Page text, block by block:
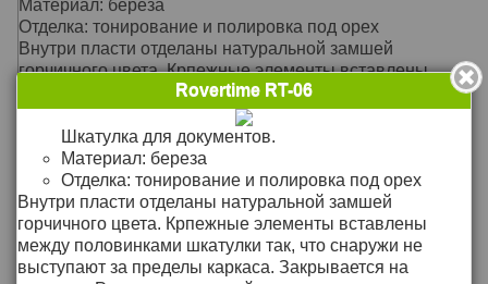
Материал: береза
Отделка: тонирование и полировка под орех
Внутри пласти отделаны натуральной замшей
горчичного цвета. Крпежные элементы вставлены
между половинками шкатулки так, что снаружи не
выступают за пределы каркаса. Закрывается на
магниты. Размер внутренней полости шкатулки
позволяет хранить в ней документы формата А4 или
упаковать в неё подарочную плакетку такого же
размера.
Материал: дерево
Размер: 32 х 23,5 х 5,5 см
подробнее >>
Цена: 3`490
Rovertime RT-26
Шкатулка для документов.
Rovertime RT-06
Шкатулка для документов.
Материал: береза
Отделка: тонирование и полировка под орех
Внутри пласти отделаны натуральной замшей
горчичного цвета. Крпежные элементы вставлены
между половинками шкатулки так, что снаружи не
выступают за пределы каркаса. Закрывается на